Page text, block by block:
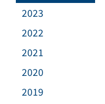
2023
2022
2021
2020
2019